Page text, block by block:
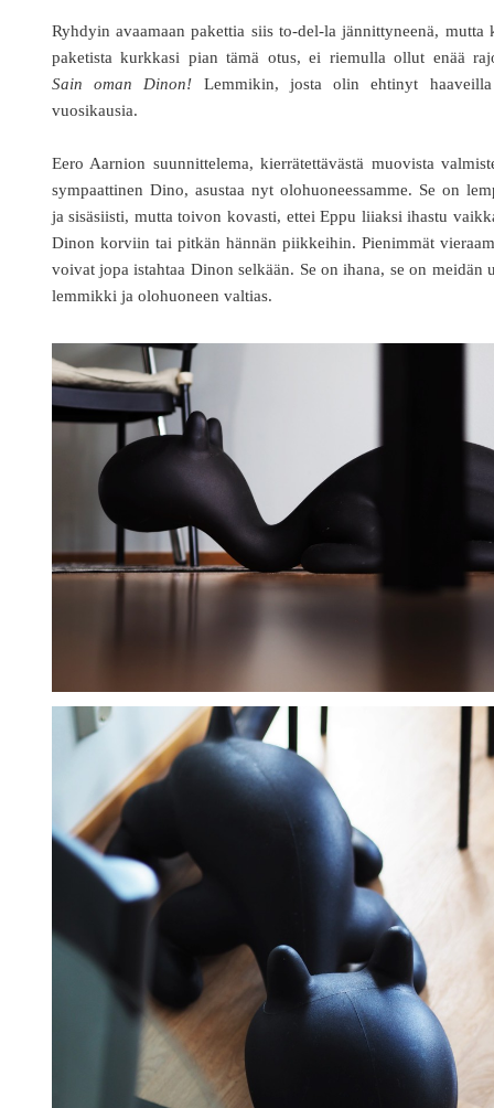
Ryhdyin avaamaan pakettia siis to-del-la jännittyneenä, mutta
paketista kurkkasi pian tämä otus, ei riemulla ollut enää
Sain oman Dinon! Lemmikin, josta olin ehtinyt
vuosikausia.
Eero Aarnion suunnittelema, kierrätettävästä muovista
sympaattinen Dino, asustaa nyt olohuoneessamme. Se on
ja sisäsiisti, mutta toivon kovasti, ettei Eppu liiaksi ihastu
Dinon korviin tai pitkän hännän piikkeihin. Pienimmät
voivat jopa istahtaa Dinon selkään. Se on ihana, se on meidän
lemmikki ja olohuoneen valtias.